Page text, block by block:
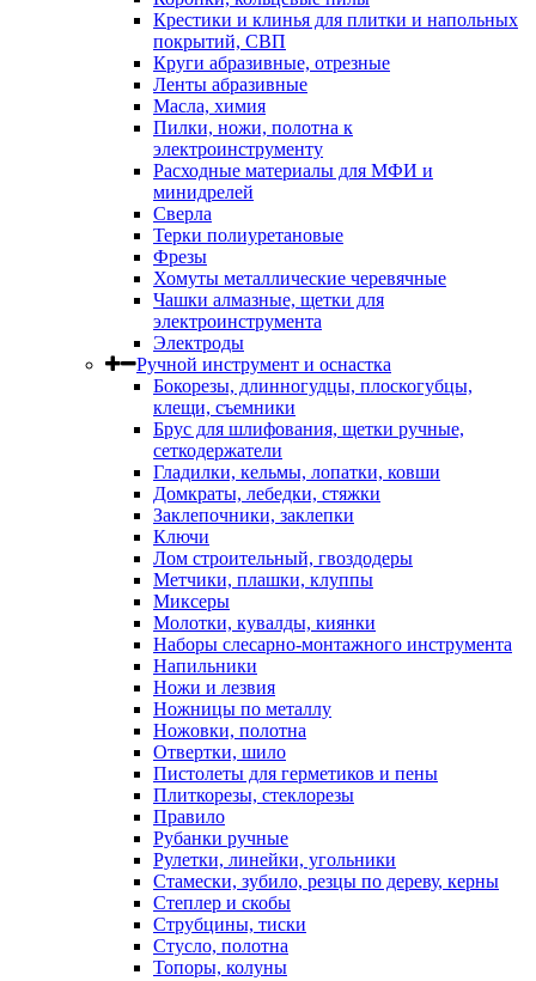
Крестики и клинья для плитки и напольных
покрытий, СВП
Круги абразивные, отрезные
Ленты абразивные
Масла, химия
Пилки, ножи, полотна к
электроинструменту
Расходные материалы для МФИ и
минидрелей
Сверла
Терки полиуретановые
Фрезы
Хомуты металлические черевячные
Чашки алмазные, щетки для
электроинструмента
Электроды
Ручной инструмент и оснастка
Бокорезы, длинногудцы, плоскогубцы,
клещи, съемники
Брус для шлифования, щетки ручные,
сеткодержатели
Гладилки, кельмы, лопатки, ковши
Домкраты, лебедки, стяжки
Заклепочники, заклепки
Ключи
Лом строительный, гвоздодеры
Метчики, плашки, клуппы
Миксеры
Молотки, кувалды, киянки
Наборы слесарно-монтажного инструмента
Напильники
Ножи и лезвия
Ножницы по металлу
Ножовки, полотна
Отвертки, шило
Пистолеты для герметиков и пены
Плиткорезы, стеклорезы
Правило
Рубанки ручные
Рулетки, линейки, угольники
Стамески, зубило, резцы по дереву, керны
Степлер и скобы
Струбцины, тиски
Стусло, полотна
Топоры, колуны